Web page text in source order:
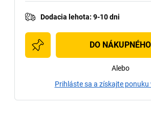
Dodacia lehota:9-10 dni
DO
Alebo
Prihláste sa a získajte ponuku